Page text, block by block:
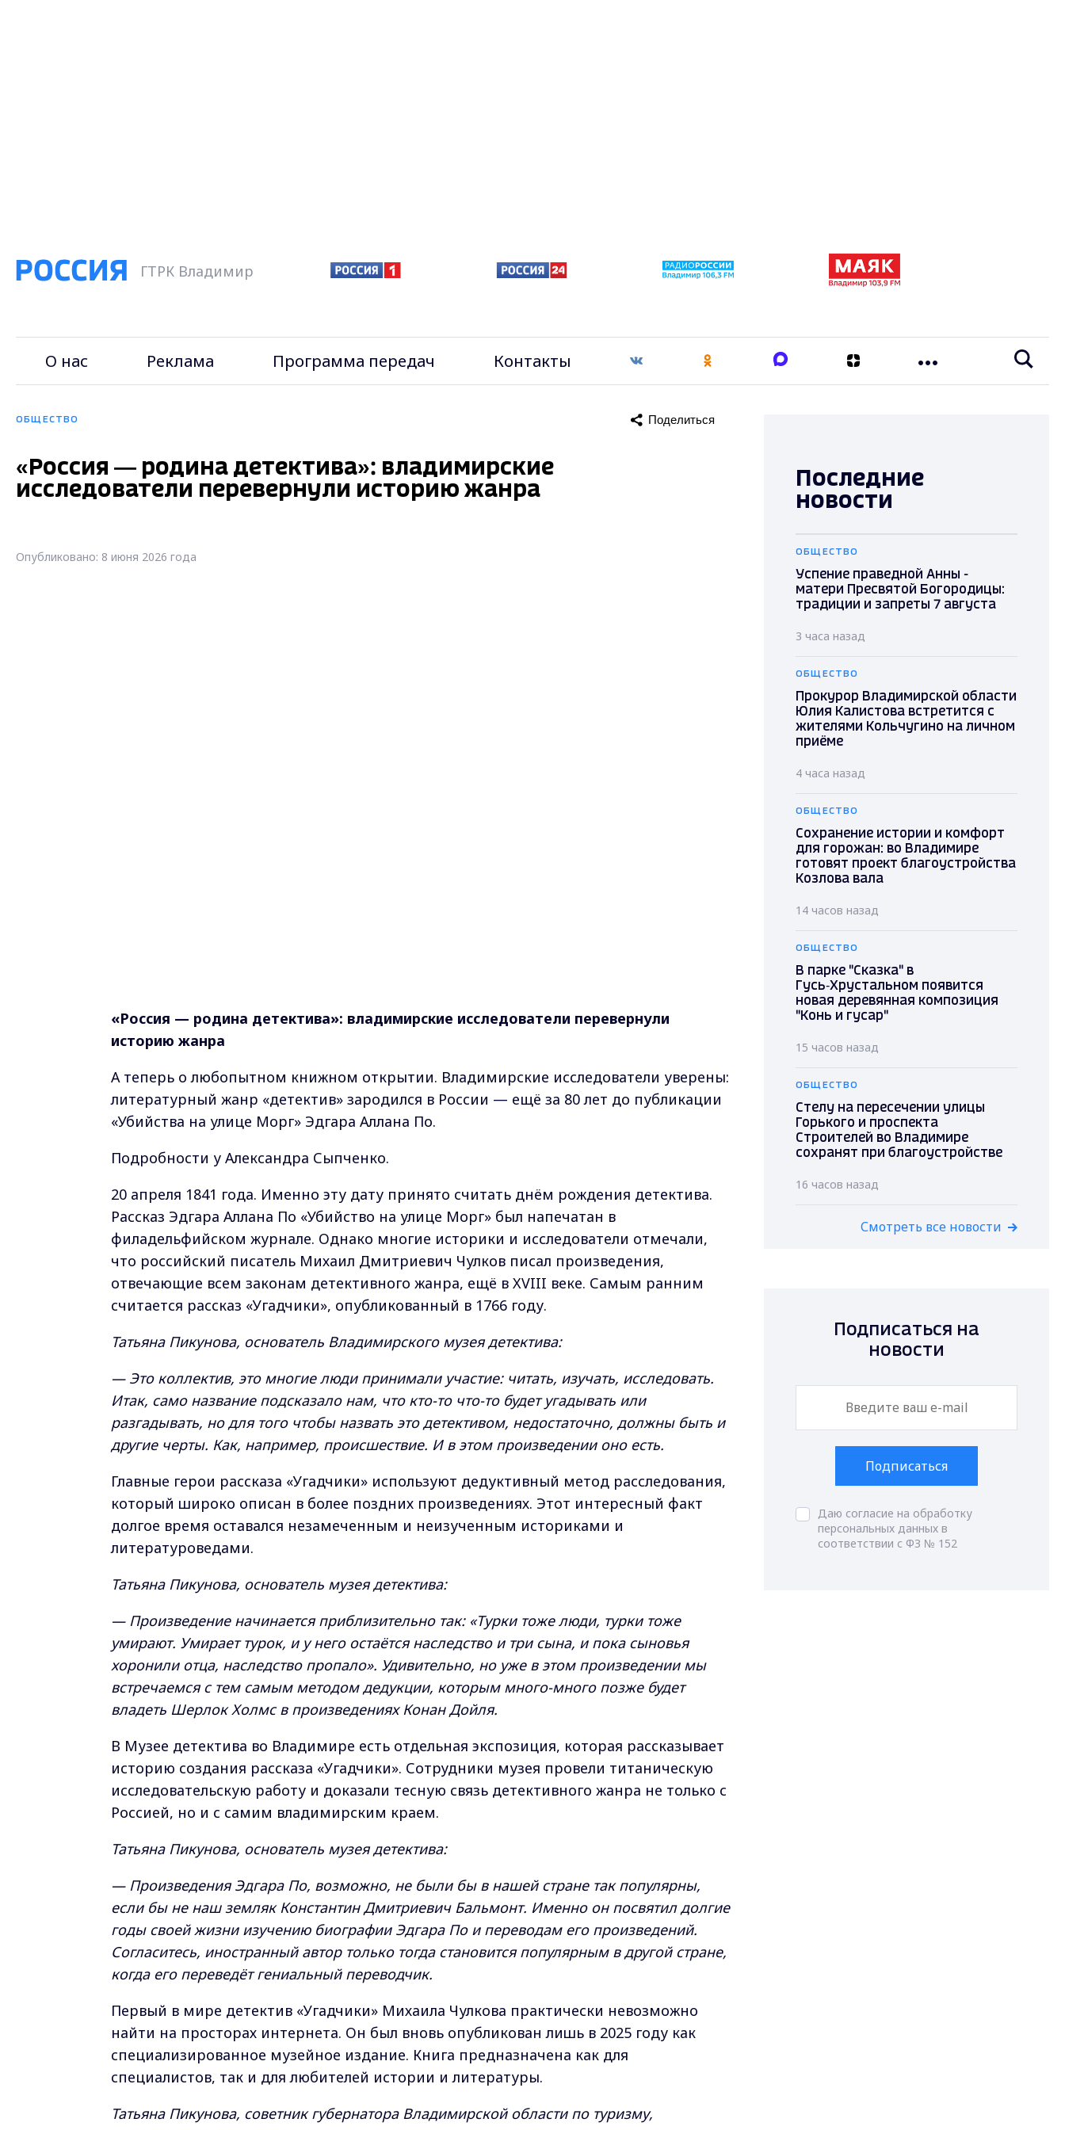
ГТРК Владимир
О нас Реклама Программа передач Контакты
ОБЩЕСТВО Поделиться
«Россия — родина детектива»: владимирские
исследователи перевернули историю жанра
Опубликовано: 8 июня 2026 года
«Россия — родина детектива»: владимирские исследователи перевернули
историю жанра
А теперь о любопытном книжном открытии. Владимирские исследователи уверены:
литературный жанр «детектив» зародился в России — ещё за 80 лет до публикации
«Убийства на улице Морг» Эдгара Аллана По.
Подробности у Александра Сыпченко.
20 апреля 1841 года. Именно эту дату принято считать днём рождения детектива.
Рассказ Эдгара Аллана По «Убийство на улице Морг» был напечатан в
филадельфийском журнале. Однако многие историки и исследователи отмечали,
что российский писатель Михаил Дмитриевич Чулков писал произведения,
отвечающие всем законам детективного жанра, ещё в XVIII веке. Самым ранним
считается рассказ «Угадчики», опубликованный в 1766 году.
Татьяна Пикунова, основатель Владимирского музея детектива:
— Это коллектив, это многие люди принимали участие: читать, изучать, исследовать.
Итак, само название подсказало нам, что кто-то что-то будет угадывать или
разгадывать, но для того чтобы назвать это детективом, недостаточно, должны быть и
другие черты. Как, например, происшествие. И в этом произведении оно есть.
Главные герои рассказа «Угадчики» используют дедуктивный метод расследования,
который широко описан в более поздних произведениях. Этот интересный факт
долгое время оставался незамеченным и неизученным историками и
литературоведами.
Татьяна Пикунова, основатель музея детектива:
— Произведение начинается приблизительно так: «Турки тоже люди, турки тоже
умирают. Умирает турок, и у него остаётся наследство и три сына, и пока сыновья
хоронили отца, наследство пропало». Удивительно, но уже в этом произведении мы
встречаемся с тем самым методом дедукции, которым много-много позже будет
владеть Шерлок Холмс в произведениях Конан Дойля.
В Музее детектива во Владимире есть отдельная экспозиция, которая рассказывает
историю создания рассказа «Угадчики». Сотрудники музея провели титаническую
исследовательскую работу и доказали тесную связь детективного жанра не только с
Россией, но и с самим владимирским краем.
Татьяна Пикунова, основатель музея детектива:
— Произведения Эдгара По, возможно, не были бы в нашей стране так популярны,
если бы не наш земляк Константин Дмитриевич Бальмонт. Именно он посвятил долгие
годы своей жизни изучению биографии Эдгара По и переводам его произведений.
Согласитесь, иностранный автор только тогда становится популярным в другой стране,
когда его переведёт гениальный переводчик.
Первый в мире детектив «Угадчики» Михаила Чулкова практически невозможно
найти на просторах интернета. Он был вновь опубликован лишь в 2025 году как
специализированное музейное издание. Книга предназначена как для
специалистов, так и для любителей истории и литературы.
Татьяна Пикунова, советник губернатора Владимирской области по туризму,
Последние
новости
ОБЩЕСТВО
Успение праведной Анны -
матери Пресвятой Богородицы:
традиции и запреты 7 августа
3 часа назад
ОБЩЕСТВО
Прокурор Владимирской области
Юлия Калистова встретится с
жителями Кольчугино на личном
приёме
4 часа назад
ОБЩЕСТВО
Сохранение истории и комфорт
для горожан: во Владимире
готовят проект благоустройства
Козлова вала
14 часов назад
ОБЩЕСТВО
В парке "Сказка" в
Гусь‑Хрустальном появится
новая деревянная композиция
"Конь и гусар"
15 часов назад
ОБЩЕСТВО
Стелу на пересечении улицы
Горького и проспекта
Строителей во Владимире
сохранят при благоустройстве
16 часов назад
Смотреть все новости
Подписаться на
новости
Подписаться
Даю согласие на обработку
персональных данных в
соответствии с ФЗ № 152